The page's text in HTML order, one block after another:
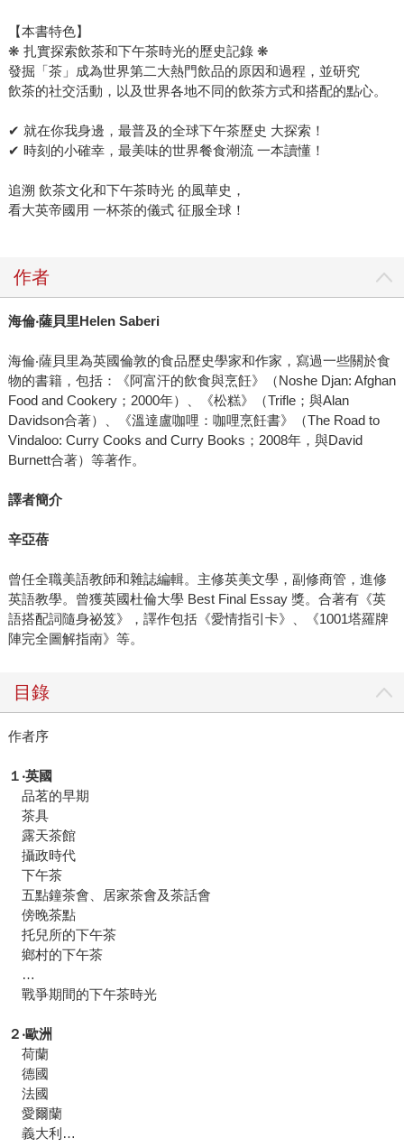
【本書特色】
❋ 扎實探索飲茶和下午茶時光的歷史記錄 ❋
發掘「茶」成為世界第二大熱門飲品的原因和過程，並研究
飲茶的社交活動，以及世界各地不同的飲茶方式和搭配的點心。
✔ 就在你我身邊，最普及的全球下午茶歷史 大探索！
✔ 時刻的小確幸，最美味的世界餐食潮流 一本讀懂！
追溯 飲茶文化和下午茶時光 的風華史，
看大英帝國用 一杯茶的儀式 征服全球！
作者
海倫‧薩貝里Helen Saberi
海倫‧薩貝里為英國倫敦的食品歷史學家和作家，寫過一些關於食
物的書籍，包括：《阿富汗的飲食與烹飪》（Noshe Djan: Afghan
Food and Cookery；2000年）、《松糕》（Trifle；與Alan
Davidson合著）、《溫達盧咖哩：咖哩烹飪書》（The Road to
Vindaloo: Curry Cooks and Curry Books；2008年，與David
Burnett合著）等著作。
譯者簡介
辛亞蓓
曾任全職美語教師和雜誌編輯。主修英美文學，副修商管，進修
英語教學。曾獲英國杜倫大學 Best Final Essay 獎。合著有《英
語搭配詞隨身祕笈》，譯作包括《愛情指引卡》、《1001塔羅牌
陣完全圖解指南》等。
目錄
作者序
１‧英國
品茗的早期
茶具
露天茶館
攝政時代
下午茶
五點鐘茶會、居家茶會及茶話會
傍晚茶點
托兒所的下午茶
鄉村的下午茶
…
戰爭期間的下午茶時光
２‧歐洲
荷蘭
德國
法國
愛爾蘭
義大利…